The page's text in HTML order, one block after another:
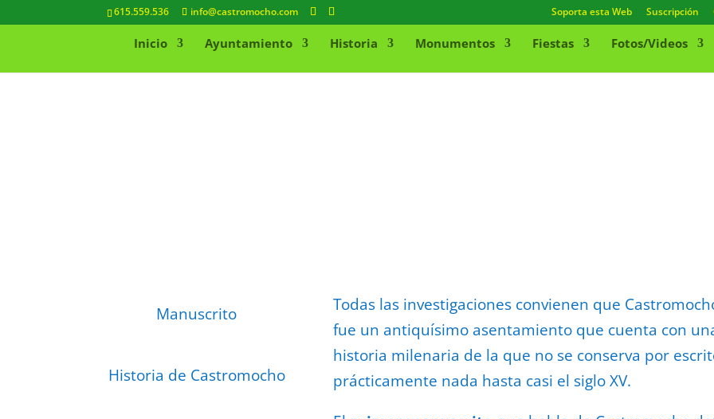
615.559.536 info@castromocho.com Soporta esta Web Suscripción
Inicio Ayuntamiento Historia Monumentos Fiestas Fotos/Videos
Manuscrito
Historia de Castromocho
Todas las investigaciones convienen que
fue un antiquísimo asentamiento que cuenta con
historia milenaria de la que no se conserva por
prácticamente nada hasta casi el siglo XV.